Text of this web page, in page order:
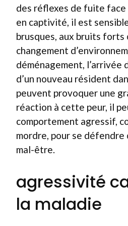
des réflexes de fuite face
en captivité, il est
brusques, aux bruits forts
changement
déménagement, l’arrivée
d’un nouveau résident
peuvent provoquer une
réaction à cette peur, il
comportement agressif,
mordre, pour se défendre
mal-être.
agressivité
la maladie